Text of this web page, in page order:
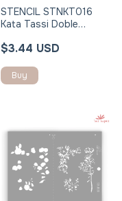
STENCIL STNKT016
Kata Tassi Doble
$3.44 USD